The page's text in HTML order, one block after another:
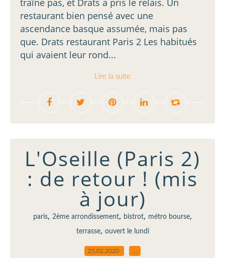
traîne pas, et Drats a pris le relais. Un
restaurant bien pensé avec une
ascendance basque assumée, mais pas
que. Drats restaurant Paris 2 Les habitués
qui avaient leur rond...
Lire la suite
L'Oseille (Paris 2)
: de retour ! (mis
à jour)
paris, 2ème arrondissement, bistrot, métro bourse,
terrasse, ouvert le lundi
25.02.2020